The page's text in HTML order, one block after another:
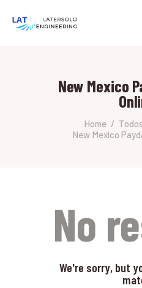
New Mexico
Home
New Mexico
HOME
SOBRE A LATERSOLO
ENGINEERING
MERCADOS &
No
We're sorry, but